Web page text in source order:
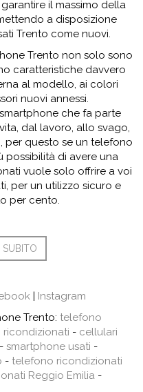
il massimo della
a disposizione
Trento come nuovi.
Trento non solo sono
caratteristiche davvero
al modello, ai colori
nuovi annessi.
che fa parte
dal lavoro, allo svago,
per questo se un telefono
possibilità di avere una
vuole solo offrire a voi
per un utilizzo sicuro e
per cento.
SUBITO
|
Instagram
Trento: telefono
ricondizionati - cellulari
- smartphone usati -
- telefono ricondizionati
Reggio Emilia -